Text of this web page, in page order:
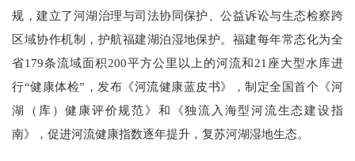
规，建立了河湖治理与司法协同保护、公益诉讼与生态检察跨
区域协作机制，护航福建湖泊湿地保护。福建每年常态化为全
省179条流域面积200平方公里以上的河流和21座大型水库进
行“健康体检”，发布《河流健康蓝皮书》，制定全国首个《河
湖（库）健康评价规范》和《独流入海型河流生态建设指
南》，促进河流健康指数逐年提升，复苏河湖湿地生态。